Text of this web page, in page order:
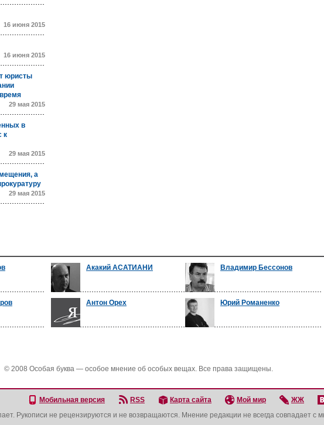
16 июня 2015
16 июня 2015
юристы
29 мая 2015
в
к
29 мая 2015
а
29 мая 2015
Акакий АСАТИАНИ Владимир Бессонов
Антон Орех Юрий Романенко
© 2008 Особая буква — особое мнение об особых вещах. Все права защищены.
Мобильная версия RSS Карта сайта Мой мир ЖЖ
Рукописи не рецензируются и не возвращаются. Мнение редакции не всегда совпадает с